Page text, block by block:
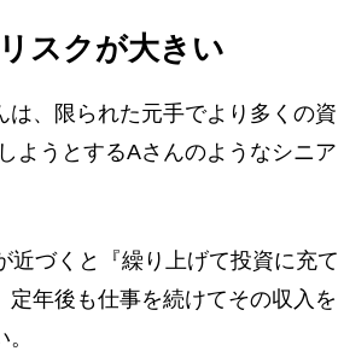
スクが大きい
、限られた元手でより多くの資
ようとするAさんのようなシニア
近づくと『繰り上げて投資に充て
年後も仕事を続けてその収入を